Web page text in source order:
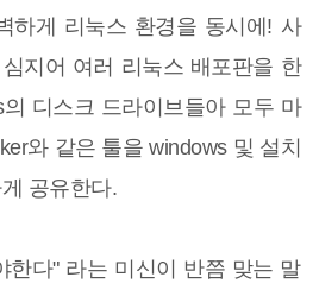
하게 리눅스 환경을 동시에! 사
지어 여러 리눅스 배포판을 한
디스크 드라이브들아 모두 마
와 같은 툴을 windows 및 설치
공유한다.
한다" 라는 미신이 반쯤 맞는 말